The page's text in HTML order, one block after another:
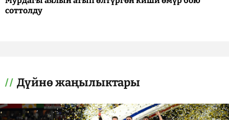
соттолду
Дүйнө жаңылыктары